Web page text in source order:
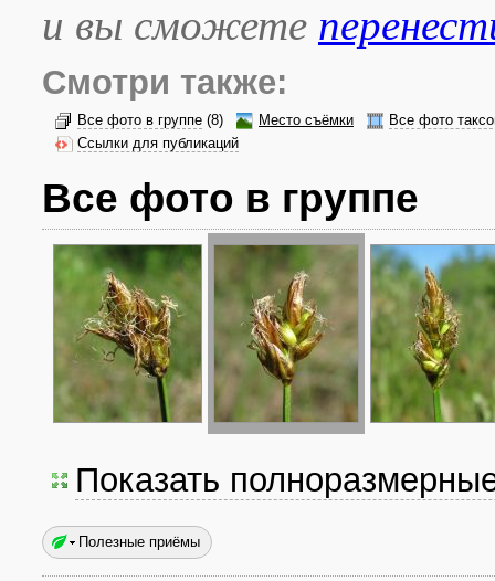
и вы сможете
Смотри также:
Все фото в группе (8) Место съёмки
Все фото
Ссылки для публикаций
Все фото в группе
Показать
Полезные приёмы